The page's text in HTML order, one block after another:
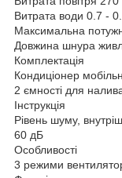
Витрата води 0.7 -
Максимальна
Довжина шнура
Комплектація
Кондиціонер
2 ємності для
Інструкція
Рівень шуму,
60 дБ
Особливості
3 режими